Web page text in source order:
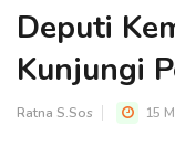
Deputi
Kunjungi
Ratna S.Sos 15